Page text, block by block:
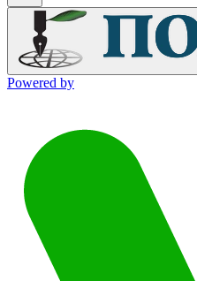
Powered by